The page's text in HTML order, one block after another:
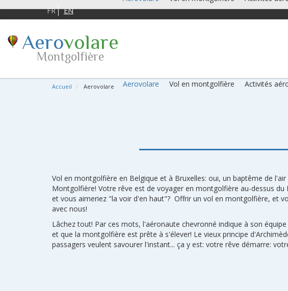
FR EN
Aerovolare
Montgolfière
Aerovolare Vol en montgolfière Activités
Accueil Aerovolare
Vol en montgolfière en Belgique et à Bruxelles: oui, un baptême de
Montgolfière! Votre rêve est de voyager en montgolfière au-dessus
et vous aimeriez "la voir d'en haut"? Offrir un vol en montgolfière, et
avec nous!
Lâchez tout! Par ces mots, l'aéronaute chevronné indique à son
et que la montgolfière est prête à s'élever! Le vieux principe
passagers veulent savourer l'instant... ça y est: votre rêve démarre: